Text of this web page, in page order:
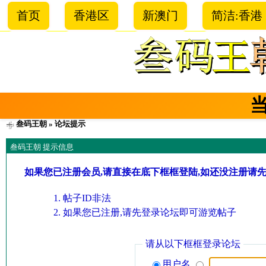
首页 香港区 新澳门 简洁:香港
叁码王朝 » 论坛提示
叁码王朝 提示信息
如果您已注册会员,请直接在底下框框登陆,如还没注册请
帖子ID非法
如果您已注册,请先登录论坛即可游览帖子
请从以下框框登录论坛
用户名